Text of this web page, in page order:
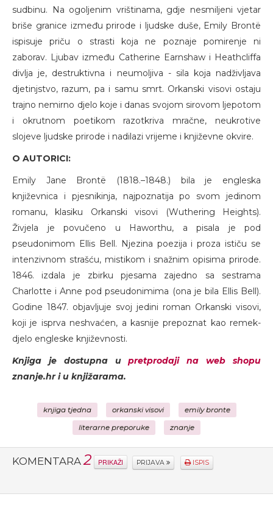
sudbinu. Na ogoljenim vrištinama, gdje nesmiljeni vjetar
briše granice između prirode i ljudske duše, Emily Brontë
ispisuje priču o strasti koja ne poznaje pomirenje ni
zaborav. Ljubav između Catherine Earnshaw i Heathcliffa
divlja je, destruktivna i neumoljiva - sila koja nadživljava
djetinjstvo, razum, pa i samu smrt. Orkanski visovi ostaju
trajno nemirno djelo koje i danas svojom sirovom ljepotom
i okrutnom poetikom razotkriva mračne, neukrotive
slojeve ljudske prirode i nadilazi vrijeme i književne okvire.
O AUTORICI:
Emily Jane Brontë (1818.–1848.) bila je engleska
književnica i pjesnikinja, najpoznatija po svom jedinom
romanu, klasiku Orkanski visovi (Wuthering Heights).
Živjela je povučeno u Haworthu, a pisala je pod
pseudonimom Ellis Bell. Njezina poezija i proza ističu se
intenzivnom strašću, mistikom i snažnim opisima prirode.
1846. izdala je zbirku pjesama zajedno sa sestrama
Charlotte i Anne pod pseudonimima (ona je bila Ellis Bell).
Godine 1847. objavljuje svoj jedini roman Orkanski visovi,
koji je isprva neshvaćen, a kasnije prepoznat kao remek-
djelo engleske književnosti.
Knjiga je dostupna upretprodaji na web shopu
znanje.hr i u knjižarama.
knjiga tjedna orkanski visovi emily bronte
literarne preporuke znanje
KOMENTARA 2 PRIKAŽI PRIJAVA ISPIS